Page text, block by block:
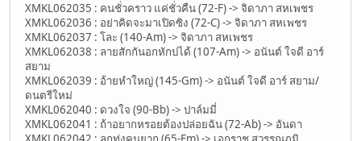
XMKL062035 : คนชั่วคราว แค่ชั่วคืน (72-F) -> จิดาภา สหเพชร
XMKL062036 : อย่าคิดจะมาเปิดซิง (72-C) -> จิดาภา สหเพชร
XMKL062037 : โละ (140-Am) -> จิดาภา สหเพชร
XMKL062038 : ลายสักกันอกหักบ่ได้ (107-Am) -> อนันต์ ใจดี อาร์
สยาม
XMKL062039 : อ้ายหำใหญ่ (145-Gm) -> อนันต์ ใจดี อาร์ สยาม/
ดนตรีใหม่
XMKL062040 : ดวงใจ (90-Bb) -> ปาล์มมี่
XMKL062041 : ถ้าอยากหรอยต้องปล่อยฉัน (72-Ab) -> อันดา